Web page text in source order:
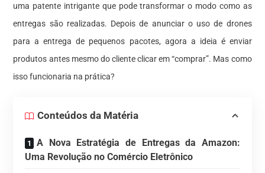
uma patente intrigante que pode transformar o modo como as
entregas são realizadas. Depois de anunciar o uso de drones
para a entrega de pequenos pacotes, agora a ideia é enviar
produtos antes mesmo do cliente clicar em “comprar”. Mas como
isso funcionaria na prática?
Conteúdos da Matéria
A Nova Estratégia de Entregas da Amazon:
Uma Revolução no Comércio Eletrônico